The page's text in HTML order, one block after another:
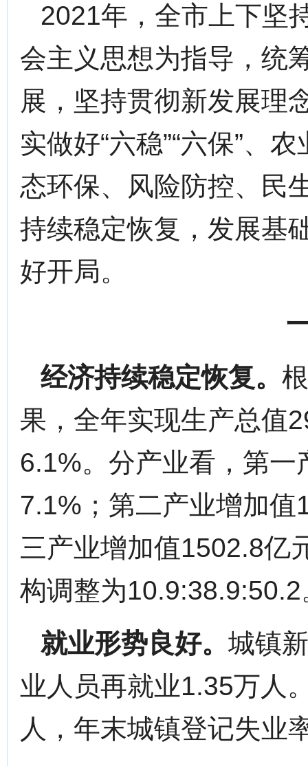
2021年，全市上下坚
会主义思想为指导，统
展，坚持贯彻新发展理
实做好“六稳”“六保”、
态环保、风险防控、民
持续稳定恢复，发展基
好开局。
经济持续稳定恢复。
果，全年实现生产总值
6.1%。分产业看，第
7.1%；第二产业增加
三产业增加值1502.8亿
构调整为10.9:38.9:50.2
就业形势良好。 城镇
业人员再就业1.35万人
人，年末城镇登记失业